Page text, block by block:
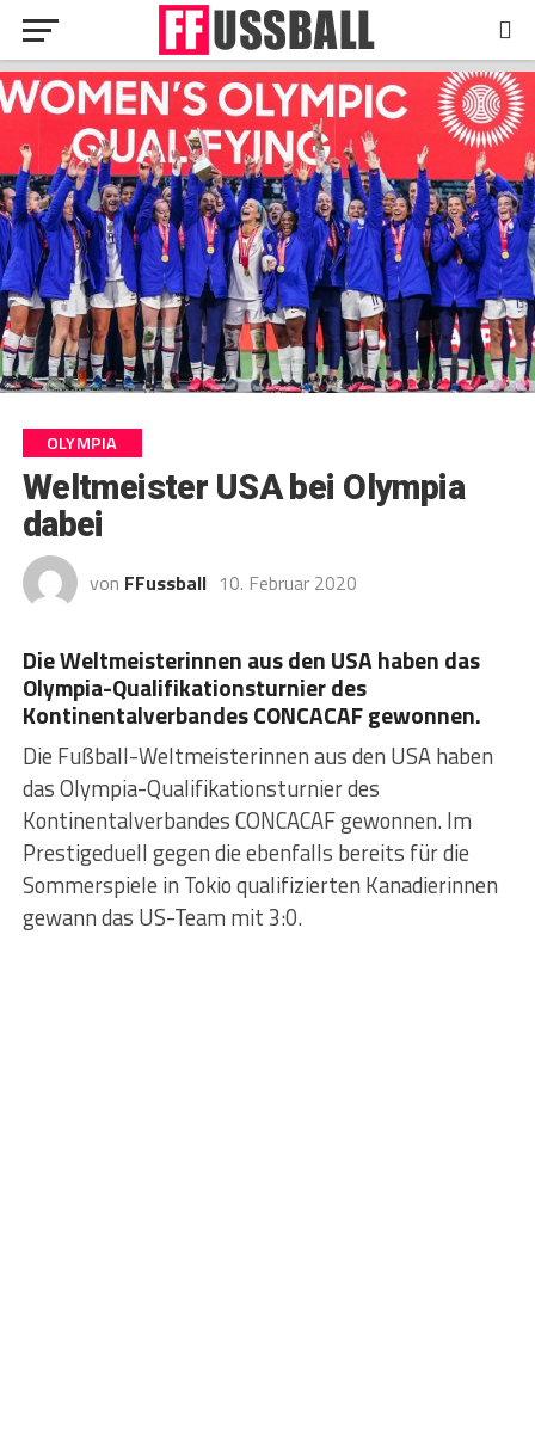
OLYMPIA
Weltmeister USA bei Olympia
dabei
von FFussball 10. Februar 2020
Die Weltmeisterinnen aus den USA haben das
Olympia-Qualifikationsturnier des
Kontinentalverbandes CONCACAF gewonnen.
Die Fußball-Weltmeisterinnen aus den USA haben
das Olympia-Qualifikationsturnier des
Kontinentalverbandes CONCACAF gewonnen. Im
Prestigeduell gegen die ebenfalls bereits für die
Sommerspiele in Tokio qualifizierten Kanadierinnen
gewann das US-Team mit 3:0.